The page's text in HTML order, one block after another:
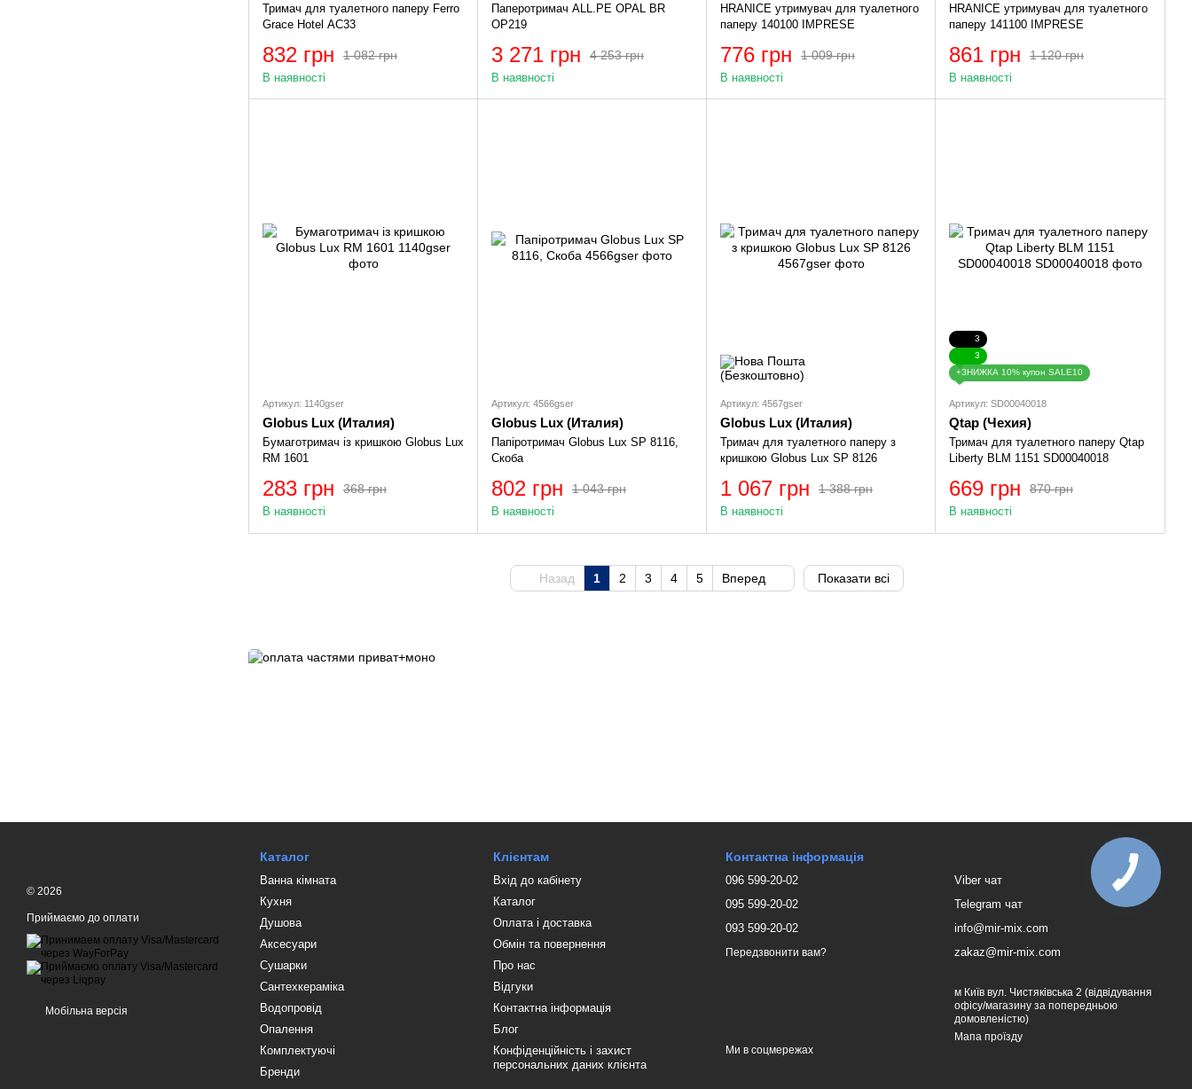
Тримач для туалетного паперу Ferro
Grace Hotel AC33
1 082 грн
832 грн
В наявності
Паперотримач ALL.PE OPAL BR
OP219
4 253 грн
3 271 грн
В наявності
HRANICE утримувач для туалетного
паперу 140100 IMPRESE
1 009 грн
776 грн
В наявності
HRANICE утримувач для туалетного
паперу 141100 IMPRESE
1 120 грн
861 грн
В наявності
Артикул: 1140gser
Globus Lux (Италия)
Бумаготримач із кришкою Globus Lux
RM 1601
368 грн
283 грн
В наявності
Артикул: 4566gser
Globus Lux (Италия)
Папіротримач Globus Lux SP 8116,
Скоба
1 043 грн
802 грн
В наявності
Артикул: 4567gser
Globus Lux (Италия)
Тримач для туалетного паперу з
кришкою Globus Lux SP 8126
1 388 грн
1 067 грн
В наявності
3
3
+ЗНИЖКА 10% купон SALE10
Артикул: SD00040018
Qtap (Чехия)
Тримач для туалетного паперу Qtap
Liberty BLM 1151 SD00040018
870 грн
669 грн
В наявності
Назад 1 2 3 4 5 Вперед Показати всі
© 2026
Приймаємо до оплати
Мобільна версія
Каталог
Ванна кімната
Кухня
Душова
Аксесуари
Сушарки
Сантехкераміка
Водопровід
Опалення
Комплектуючі
Бренди
Клієнтам
Вхід до кабінету
Каталог
Оплата і доставка
Обмін та повернення
Про нас
Відгуки
Контактна інформація
Блог
Конфіденційність і захист
персональних даних клієнта
Контактна інформація
096 599-20-02
095 599-20-02
093 599-20-02
Передзвонити вам?
Viber чат
Telegram чат
info@mir-mix.com
zakaz@mir-mix.com
м Київ вул. Чистяківська 2 (відвідування
офісу/магазину за попередньою
домовленістю)
Мапа проїзду
Ми в соцмережах